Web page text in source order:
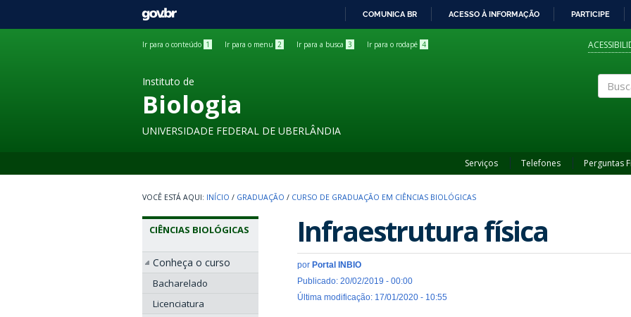
GOVBR
COMUNICA BR ACESSO À INFORMAÇÃO PARTICIPE
Ir para o conteúdo 1 Ir para o menu 2 Ir para a busca 3 Ir para o rodapé 4
Instituto de
Biologia
UNIVERSIDADE FEDERAL DE UBERLÂNDIA
Serviços Telefones Perguntas
INÍCIO / GRADUAÇÃO / CURSO DE GRADUAÇÃO EM CIÊNCIAS BIOLÓGICAS
CIÊNCIAS BIOLÓGICAS
Conheça o curso
Bacharelado
Licenciatura
Infraestrutura física
por Portal INBIO
Publicado: 20/02/2019 - 00:00
Última modificação: 17/01/2020 - 10:55